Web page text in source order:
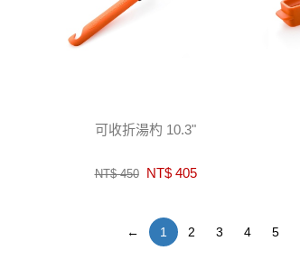
可收折湯杓 10.3"
NT$ 450 NT$ 405
← 1 2 3 4 5